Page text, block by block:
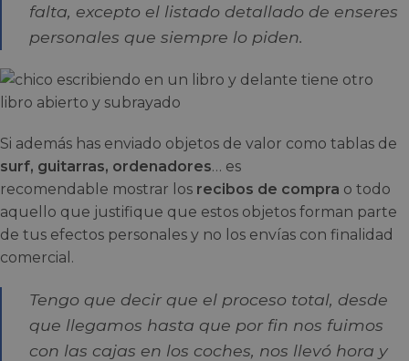
falta, excepto el listado detallado de enseres
personales que siempre lo piden.
Si además has enviado objetos de valor como tablas de
surf, guitarras, ordenadores… es
recomendable mostrar los recibos de compra o todo
aquello que justifique que estos objetos forman parte
de tus efectos personales y no los envías con finalidad
comercial.
Tengo que decir que el proceso total, desde
que llegamos hasta que por fin nos fuimos
con las cajas en los coches, nos llevó hora y